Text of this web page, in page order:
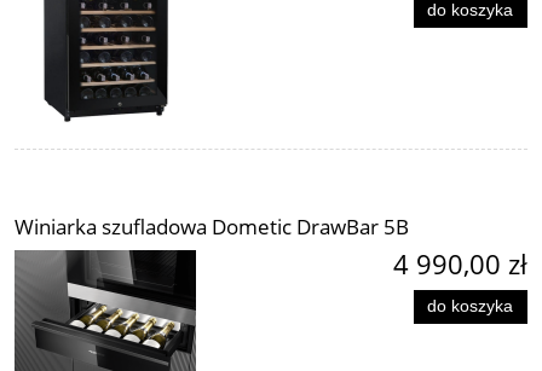
do koszyka
Winiarka szufladowa Dometic DrawBar 5B
4 990,00 zł
do koszyka